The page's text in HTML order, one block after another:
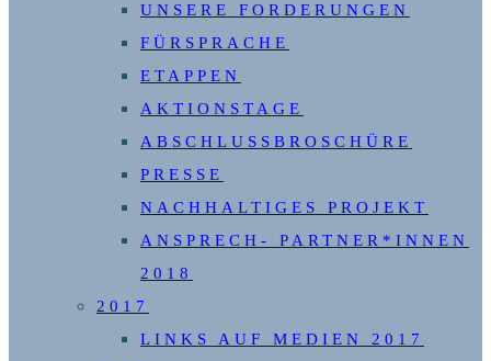
UNSERE FORDERUNGEN
FÜRSPRACHE
ETAPPEN
AKTIONSTAGE
ABSCHLUSSBROSCHÜRE
PRESSE
NACHHALTIGES PROJEKT
ANSPRECH- PARTNER*INNEN
2018
2017
LINKS AUF MEDIEN 2017